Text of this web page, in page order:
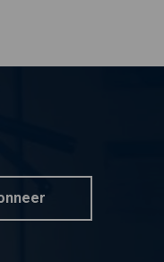
aan winkelwagen
voor